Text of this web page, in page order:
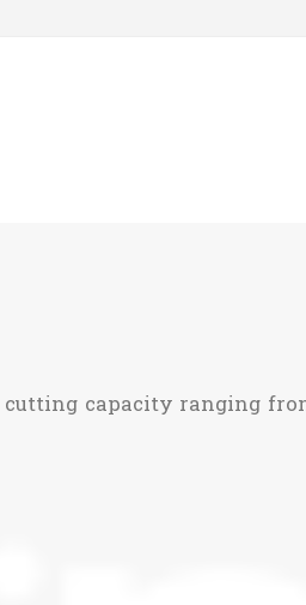
capacity ranging